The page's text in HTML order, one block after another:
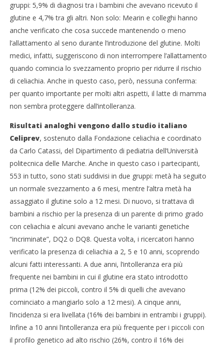
gruppi: 5,9% di diagnosi tra i bambini che avevano ricevuto il
glutine e 4,7% tra gli altri. Non solo: Mearin e colleghi hanno
anche verificato che cosa succede mantenendo o meno
l’allattamento al seno durante l’introduzione del glutine. Molti
medici, infatti, suggeriscono di non interrompere l’allattamento
quando comincia lo svezzamento proprio per ridurre il rischio
di celiachia. Anche in questo caso, però, nessuna conferma:
per quanto importante per molti altri aspetti, il latte di mamma
non sembra proteggere dall’intolleranza.
Risultati analoghi vengono dallo studio italiano
Celiprev, sostenuto dalla Fondazione celiachia e coordinato
da Carlo Catassi, del Dipartimento di pediatria dell’Università
politecnica delle Marche. Anche in questo caso i partecipanti,
553 in tutto, sono stati suddivisi in due gruppi: metà ha seguito
un normale svezzamento a 6 mesi, mentre l’altra metà ha
assaggiato il glutine solo a 12 mesi. Di nuovo, si trattava di
bambini a rischio per la presenza di un parente di primo grado
con celiachia e alcuni avevano anche le varianti genetiche
“incriminate”, DQ2 o DQ8. Questa volta, i ricercatori hanno
verificato la presenza di celiachia a 2, 5 e 10 anni, scoprendo
alcuni fatti interessanti. A due anni, l’intolleranza era più
frequente nei bambini in cui il glutine era stato introdotto
prima (12% dei piccoli, contro il 5% di quelli che avevano
cominciato a mangiarlo solo a 12 mesi). A cinque anni,
l’incidenza si era livellata (16% dei bambini in entrambi i gruppi).
Infine a 10 anni l’intolleranza era più frequente per i piccoli con
il profilo genetico ad alto rischio (26%, contro il 16% dei